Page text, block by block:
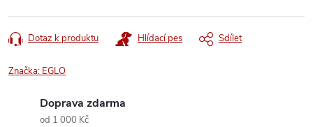
Dotaz k produktu Hlídací pes Sdílet
Značka: EGLO
Doprava zdarma
od 1 000 Kč